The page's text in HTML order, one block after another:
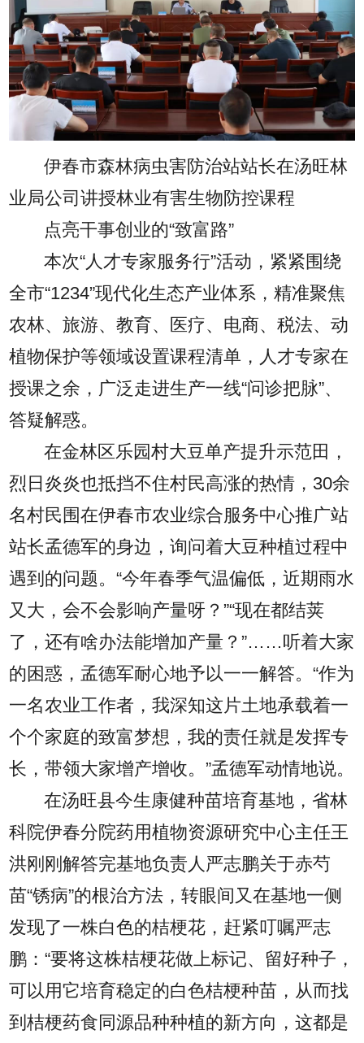
伊春市森林病虫害防治站站长在汤旺林
业局公司讲授林业有害生物防控课程
点亮干事创业的“致富路”
本次“人才专家服务行”活动，紧紧围绕
全市“1234”现代化生态产业体系，精准聚焦
农林、旅游、教育、医疗、电商、税法、动
植物保护等领域设置课程清单，人才专家在
授课之余，广泛走进生产一线“问诊把脉”、
答疑解惑。
在金林区乐园村大豆单产提升示范田，
烈日炎炎也抵挡不住村民高涨的热情，30余
名村民围在伊春市农业综合服务中心推广站
站长孟德军的身边，询问着大豆种植过程中
遇到的问题。“今年春季气温偏低，近期雨水
又大，会不会影响产量呀？”“现在都结荚
了，还有啥办法能增加产量？”……听着大家
的困惑，孟德军耐心地予以一一解答。“作为
一名农业工作者，我深知这片土地承载着一
个个家庭的致富梦想，我的责任就是发挥专
长，带领大家增产增收。”孟德军动情地说。
在汤旺县今生康健种苗培育基地，省林
科院伊春分院药用植物资源研究中心主任王
洪刚刚解答完基地负责人严志鹏关于赤芍
苗“锈病”的根治方法，转眼间又在基地一侧
发现了一株白色的桔梗花，赶紧叮嘱严志
鹏：“要将这株桔梗花做上标记、留好种子，
可以用它培育稳定的白色桔梗种苗，从而找
到桔梗药食同源品种种植的新方向，这都是